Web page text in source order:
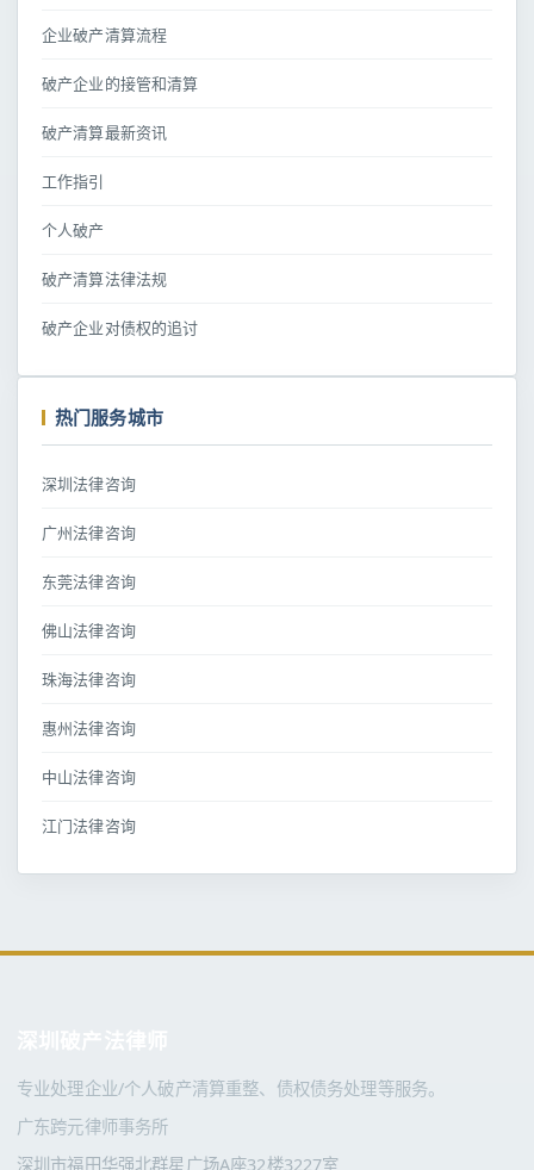
企业破产清算流程
破产企业的接管和清算
破产清算最新资讯
工作指引
个人破产
破产清算法律法规
破产企业对债权的追讨
热门服务城市
深圳法律咨询
广州法律咨询
东莞法律咨询
佛山法律咨询
珠海法律咨询
惠州法律咨询
中山法律咨询
江门法律咨询
专业处理企业/个人破产清算重整、债权债务处理等服务。
广东跨元律师事务所
深圳市福田华强北群星广场A座32楼3227室